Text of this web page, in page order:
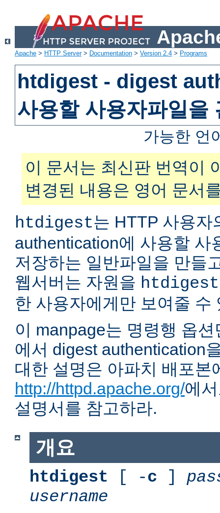
Apache > HTTP Server> Documentation > Version 2.4 > Programs
htdigest - digest
사용할 사용자파일을
가능한 언
이 문서는 최신판 번역이
변경된 내용은 영어 문서
htdigest는 HTTP 사용자
authentication에 사용할 사
저장하는 일반파일을 만들
웹서버는 자원을 htdigest
한 사용자에게만 보여줄 수
이 manpage는 명령행 옵
에서 digest authentication
대한 설명은 아파치 배포본
http://httpd.apache.org/에
설명서를 참고하라.
개요
htdigest [ -c ]
username